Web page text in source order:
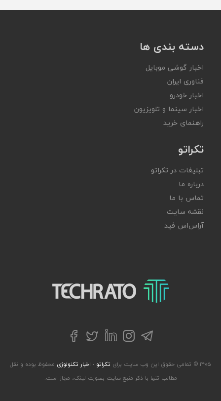
دسته بندی ها
اخبار گوشی موبایل
فناوری ایران
اخبار خودرو
اخبار سینما و تلویزیون
راهنمای خرید
تکراتو
تبلیغات در تکراتو
درباره ما
تماس با ما
نقشه سایت
آر‌اس‌اس فید
تکراتو – زندگی با تکنولوژی
تلگراماینستاگرام
لینکداینتوییترفیسبوک
۱۴۰۵ © تمامی حقوق این وب سایت برای تکراتو - اخبار تکنولوژی محفوظ بوده و نقل
مطالب تنها با ذکر منبع سایت بصورت لینک، مجاز است.